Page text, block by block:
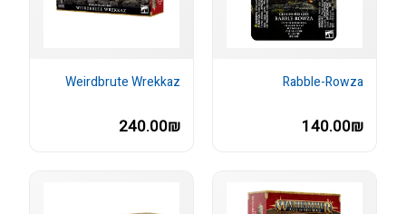
Rabble-Rowza
140.00₪
Weirdbrute Wrekkaz
240.00₪